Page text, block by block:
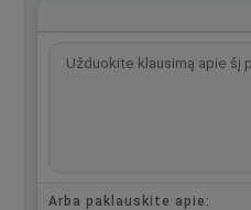
Arba paklauskite apie: